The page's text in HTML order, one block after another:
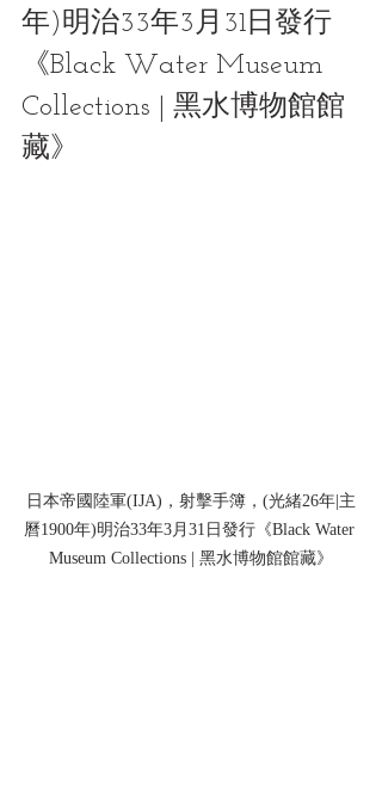
年)明治33年3月31日發行
《Black Water Museum
Collections | 黑水博物館館
藏》
日本帝國陸軍(IJA)，射擊手簿，(光緒26年|主
曆1900年)明治33年3月31日發行《Black Water
Museum Collections | 黑水博物館館藏》